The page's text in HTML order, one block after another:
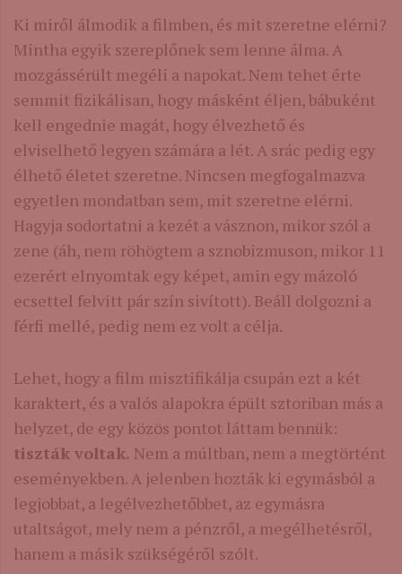
Ki miről álmodik a filmben, és mit szeretne elérni?
Mintha egyik szereplőnek sem lenne álma. A
mozgássérült megéli a napokat. Nem tehet érte
semmit fizikálisan, hogy másként éljen, bábuként
kell engednie magát, hogy élvezhető és
elviselhető legyen számára a lét. A srác pedig egy
élhető életet szeretne. Nincsen megfogalmazva
egyetlen mondatban sem, mit szeretne elérni.
Hagyja sodortatni a kezét a vásznon, mikor szól a
zene (áh, nem röhögtem a sznobizmuson, mikor 11
ezerért elnyomtak egy képet, amin egy mázoló
ecsettel felvitt pár szín sivított). Beáll dolgozni a
férfi mellé, pedig nem ez volt a célja.
Lehet, hogy a film misztifikálja csupán ezt a két
karaktert, és a valós alapokra épült sztoriban más a
helyzet, de egy közös pontot láttam bennük:
tiszták voltak. Nem a múltban, nem a megtörtént
eseményekben. A jelenben hozták ki egymásból a
legjobbat, a legélvezhetőbbet, az egymásra
utaltságot, mely nem a pénzről, a megélhetésről,
hanem a másik szükségéről szólt.